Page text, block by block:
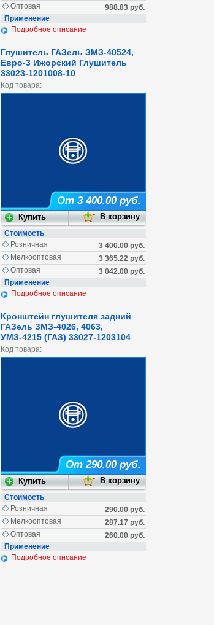
988.83 руб.
Оптовая
Применение
Подробное описание
Глушитель ГАЗель ЗМЗ-40524,
Евро-3 Ижорский Глушитель
33023-1201008-10
Код товара:
От 3 400.00 руб.
Стоимость
3 400.00 руб.
Розничная
3 365.22 руб.
Мелкооптовая
3 042.00 руб.
Оптовая
Применение
Подробное описание
Кронштейн глушителя задний
ГАЗель ЗМЗ-4026, 4063,
УМЗ-4215 (ГАЗ) 33027-1203104
Код товара:
От 290.00 руб.
Стоимость
290.00 руб.
Розничная
287.17 руб.
Мелкооптовая
260.00 руб.
Оптовая
Применение
Подробное описание